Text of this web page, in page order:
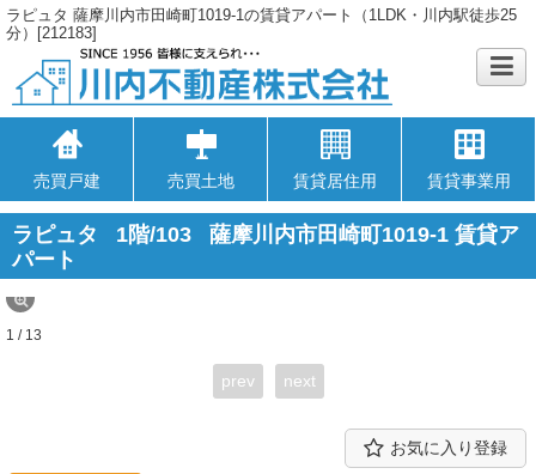
ラピュタ 薩摩川内市田崎町1019-1の賃貸アパート（1LDK・川内駅徒歩25
分）[212183]
売買戸建 売買土地 賃貸居住用 賃貸事業用
ラピュタ 1階/103
薩摩川内市田崎町1019-1 賃貸ア
パート
1 / 13
prev next
お気に入り登録